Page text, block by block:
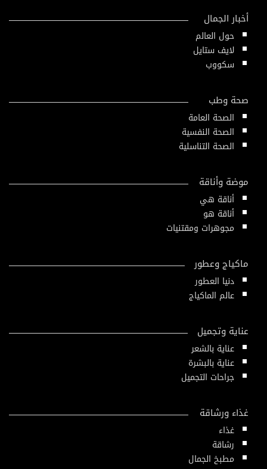
أخبار الجمال
حول العالم
لايف ستايل
سكووب
صحة وطب
الصحة العامة
الصحة النفسية
الصحة التناسلية
موضة وأناقة
أناقة هي
أناقة هو
مجوهرات ومقتنيات
ماكياج وعطور
دنيا العطور
عالم الماكياج
عناية وتجميل
عناية بالشعر
عناية بالبشرة
جراحات التجميل
غذاء ورشاقة
غذاء
رشاقة
مطبخ الجمال